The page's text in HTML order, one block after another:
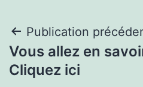
Navigation
de
Publication
Vous allez en
Cliquez ici